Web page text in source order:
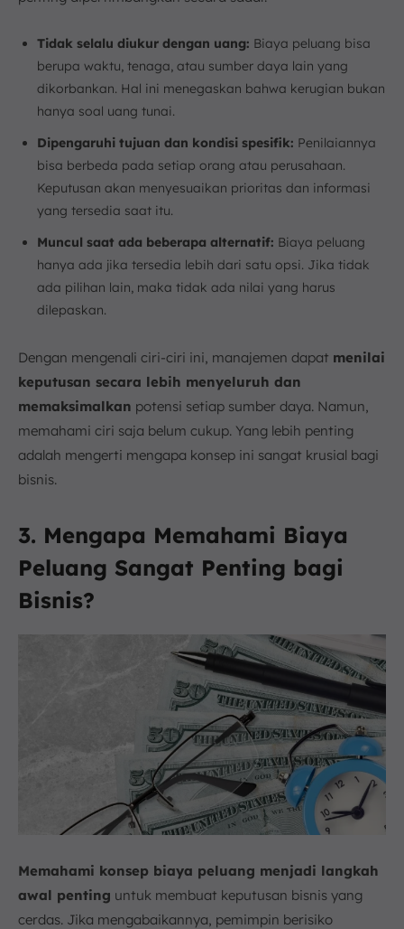
Tidak selalu diukur dengan uang: Biaya peluang bisa
berupa waktu, tenaga, atau sumber daya lain yang
dikorbankan. Hal ini menegaskan bahwa kerugian bukan
hanya soal uang tunai.
Dipengaruhi tujuan dan kondisi spesifik: Penilaiannya
bisa berbeda pada setiap orang atau perusahaan.
Keputusan akan menyesuaikan prioritas dan informasi
yang tersedia saat itu.
Muncul saat ada beberapa alternatif: Biaya peluang
hanya ada jika tersedia lebih dari satu opsi. Jika tidak
ada pilihan lain, maka tidak ada nilai yang harus
dilepaskan.
Dengan mengenali ciri-ciri ini, manajemen dapat menilai
keputusan secara lebih menyeluruh dan
memaksimalkan potensi setiap sumber daya. Namun,
memahami ciri saja belum cukup. Yang lebih penting
adalah mengerti mengapa konsep ini sangat krusial bagi
bisnis.
3. Mengapa Memahami Biaya
Peluang Sangat Penting bagi
Bisnis?
Memahami konsep biaya peluang menjadi langkah
awal penting untuk membuat keputusan bisnis yang
cerdas. Jika mengabaikannya, pemimpin berisiko